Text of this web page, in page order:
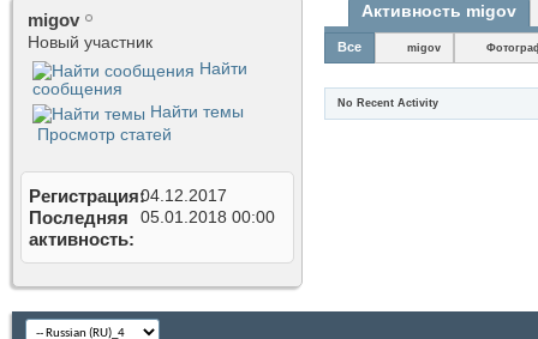
migov
Новый участник
Найти
сообщения
Найти темы
Просмотр статей
Регистрация04.12.2017
Последняя
активность
05.01.2018 00:00
Активность migov
Все migov
No Recent Activity